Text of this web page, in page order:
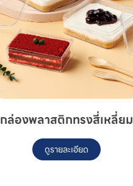
กล่องพลาสติกทรงสี่เหลี่ยม
ดูรายละเอียด